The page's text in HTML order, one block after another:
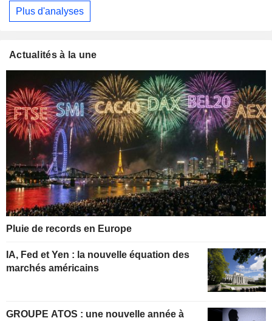
Plus d'analyses
Actualités à la une
Pluie de records en Europe
IA, Fed et Yen : la nouvelle équation des
marchés américains
GROUPE ATOS : une nouvelle année à